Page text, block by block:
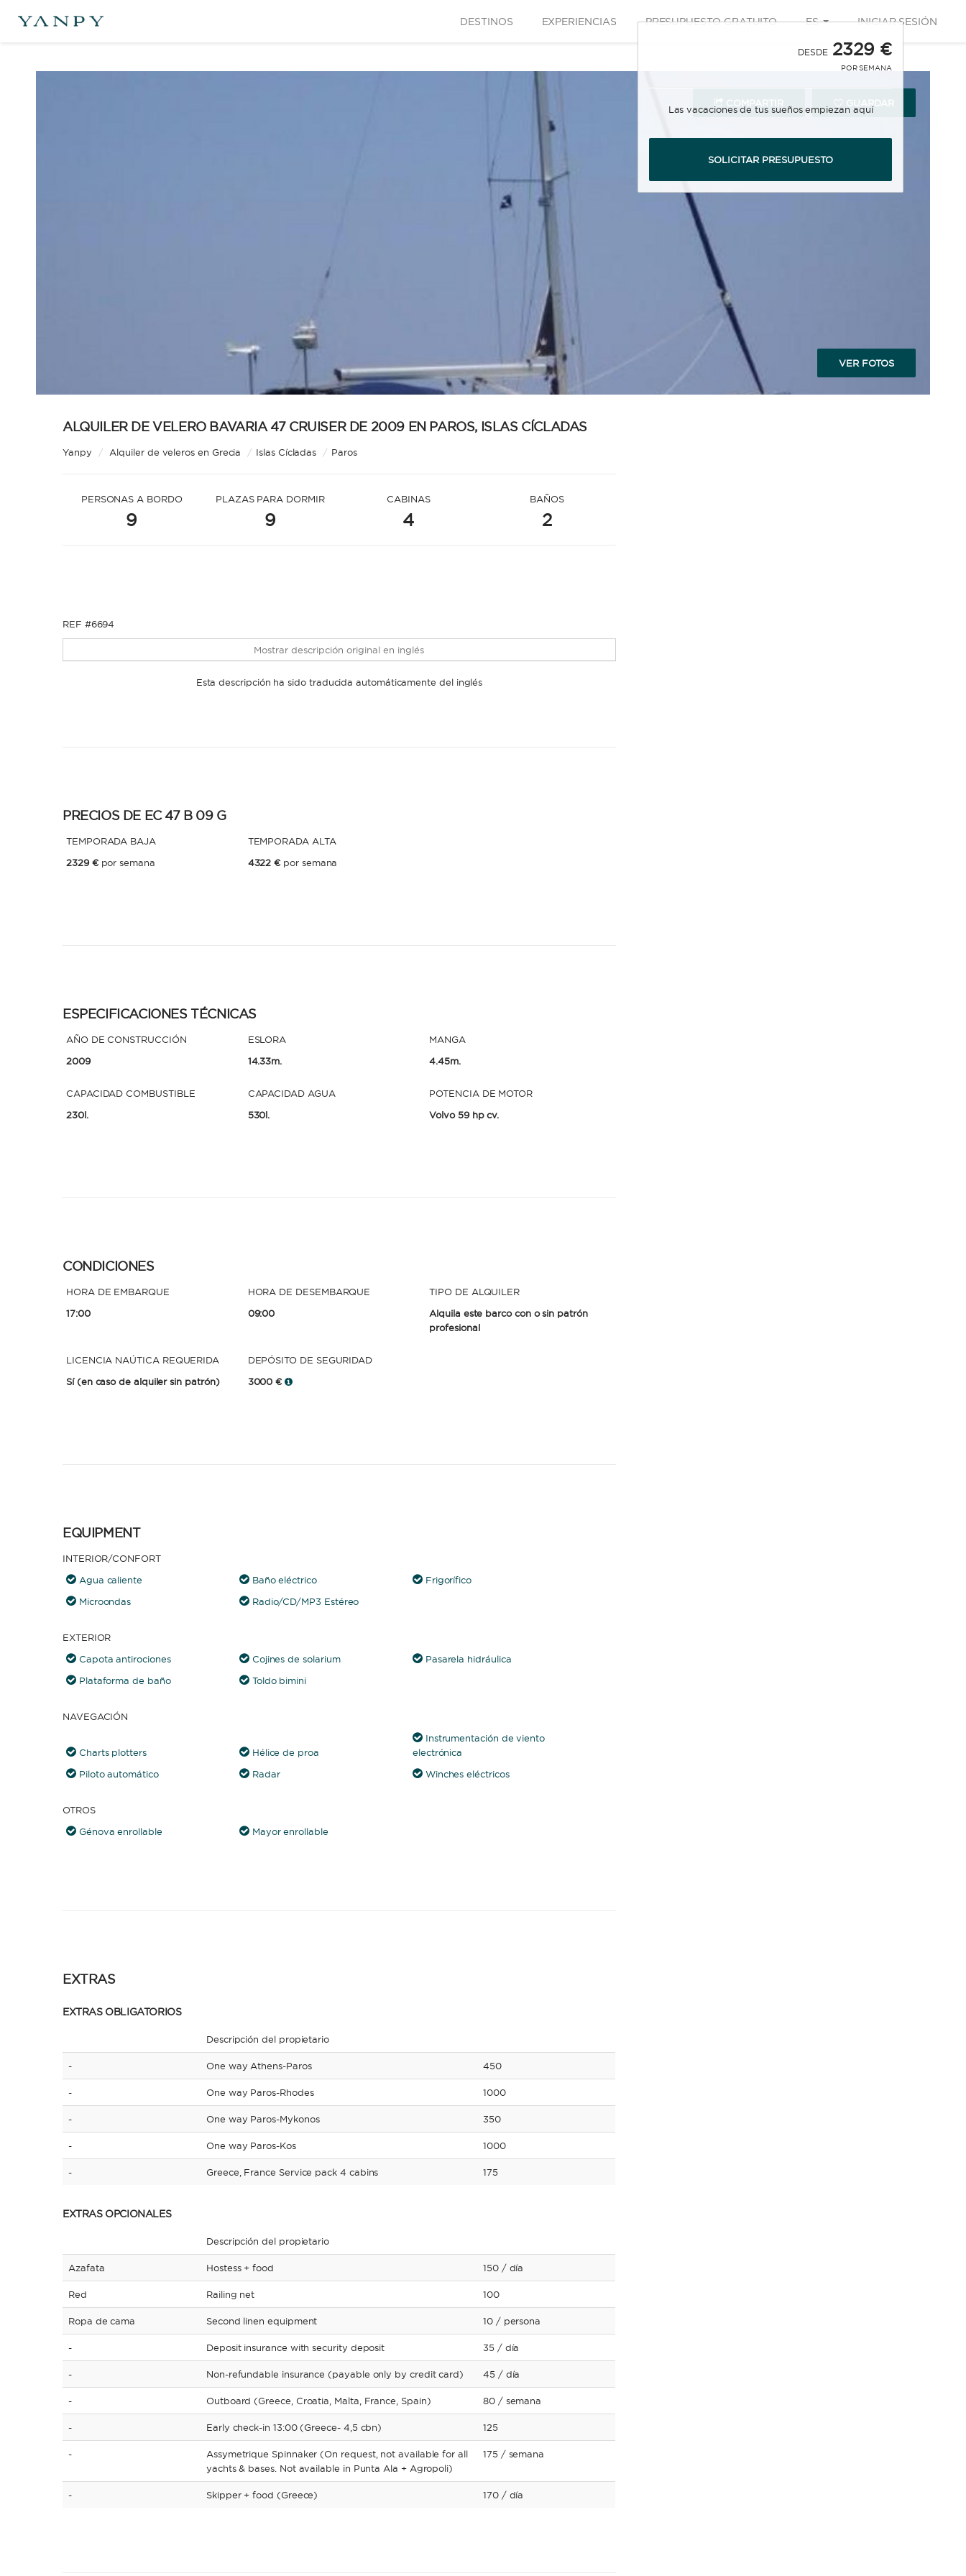
DESTINOS EXPERIENCIAS PRESUPUESTO GRATUITO ES INICIAR SESIÓN
GUARDAR
COMPARTIR
VER FOTOS
ALQUILER DE VELERO BAVARIA 47 CRUISER DE 2009 EN PAROS, ISLAS CÍCLADAS
Yanpy / Alquiler de veleros en Grecia / Islas Cícladas / Paros
PERSONAS A BORDO
9
PLAZAS PARA DORMIR
9
CABINAS
4
BAÑOS
2
REF #6694
Mostrar descripción original en inglés
Esta descripción ha sido traducida automáticamente del inglés
PRECIOS DE EC 47 B 09 G
TEMPORADA BAJA
2329 € por semana
TEMPORADA ALTA
4322 € por semana
ESPECIFICACIONES TÉCNICAS
AÑO DE CONSTRUCCIÓN
2009
ESLORA
14.33m.
MANGA
4.45m.
CAPACIDAD COMBUSTIBLE
230l.
CAPACIDAD AGUA
530l.
POTENCIA DE MOTOR
Volvo 59 hp cv.
CONDICIONES
HORA DE EMBARQUE
17:00
HORA DE DESEMBARQUE
09:00
TIPO DE ALQUILER
Alquila este barco con o sin patrón
profesional
LICENCIA NAÚTICA REQUERIDA
Sí (en caso de alquiler sin patrón)
DEPÓSITO DE SEGURIDAD
3000 €
EQUIPMENT
INTERIOR/CONFORT
Agua caliente
Baño eléctrico
Frigorífico
Microondas
Radio/CD/MP3 Estéreo
EXTERIOR
Capota antirociones
Cojines de solarium
Pasarela hidráulica
Plataforma de baño
Toldo bimini
NAVEGACIÓN
Charts plotters Hélice de proa
Instrumentación de viento
electrónica
Piloto automático
Radar Winches eléctricos
OTROS
Génova enrollable
Mayor enrollable
EXTRAS
EXTRAS OBLIGATORIOS
Descripción del propietario
- One way Athens-Paros 450
- One way Paros-Rhodes 1000
- One way Paros-Mykonos 350
- One way Paros-Kos 1000
- Greece, France Service pack 4 cabins 175
EXTRAS OPCIONALES
Descripción del propietario
Azafata Hostess + food 150 / día
Red Railing net 100
Ropa de cama Second linen equipment 10 / persona
- Deposit insurance with security deposit 35 / día
- Non-refundable insurance (payable only by credit card) 45 / día
- Outboard (Greece, Croatia, Malta, France, Spain) 80 / semana
- Early check-in 13:00 (Greece- 4,5 cbn) 125
-
Assymetrique Spinnaker (On request, not available for all
yachts & bases. Not available in Punta Ala + Agropoli)
175 / semana
- Skipper + food (Greece) 170 / día
DESDE 2329 €
POR SEMANA
Las vacaciones de tus sueños empiezan aquí
SOLICITAR PRESUPUESTO